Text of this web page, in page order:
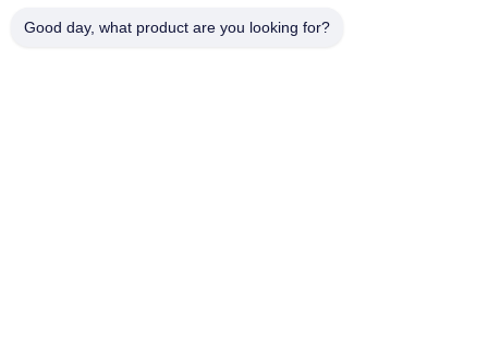
Good day, what product are you looking for?